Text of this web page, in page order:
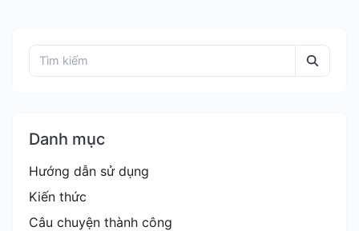
Danh mục
Hướng dẫn sử dụng
Kiến thức
Câu chuyện thành công